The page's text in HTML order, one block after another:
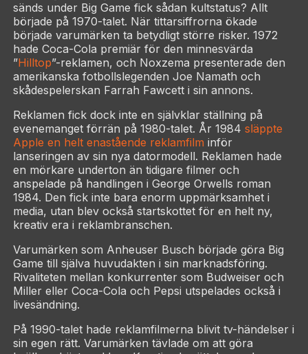
sänds under Big Game fick sådan kultstatus? Allt
började på 1970-talet. När tittarsiffrorna ökade
började varumärken ta betydligt större risker. 1972
hade Coca-Cola premiär för den minnesvärda
”Hilltop”-reklamen, och Noxzema presenterade den
amerikanska fotbollslegenden Joe Namath och
skådespelerskan Farrah Fawcett i sin annons.
Reklamen fick dock inte en självklar ställning på
evenemanget förrän på 1980-talet. År 1984 släppte
Apple en helt enastående reklamfilm inför
lanseringen av sin nya datormodell. Reklamen hade
en mörkare underton än tidigare filmer och
anspelade på handlingen i George Orwells roman
1984. Den fick inte bara enorm uppmärksamhet i
media, utan blev också startskottet för en helt ny,
kreativ era i reklambranschen.
Varumärken som Anheuser Busch började göra Big
Game till själva huvudakten i sin marknadsföring.
Rivaliteten mellan konkurrenter som Budweiser och
Miller eller Coca-Cola och Pepsi utspelades också i
livesändning.
På 1990-talet hade reklamfilmerna blivit tv-händelser i
sin egen rätt. Varumärken tävlade om att göra